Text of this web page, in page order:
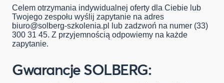
Celem otrzymania indywidualnej oferty dla Ciebie lub
Twojego zespołu wyślij zapytanie na adres
biuro@solberg-szkolenia.pl
lub zadzwoń na numer (33)
300 31 45. Z przyjemnością odpowiemy na każde
zapytanie.
Gwarancje SOLBERG: